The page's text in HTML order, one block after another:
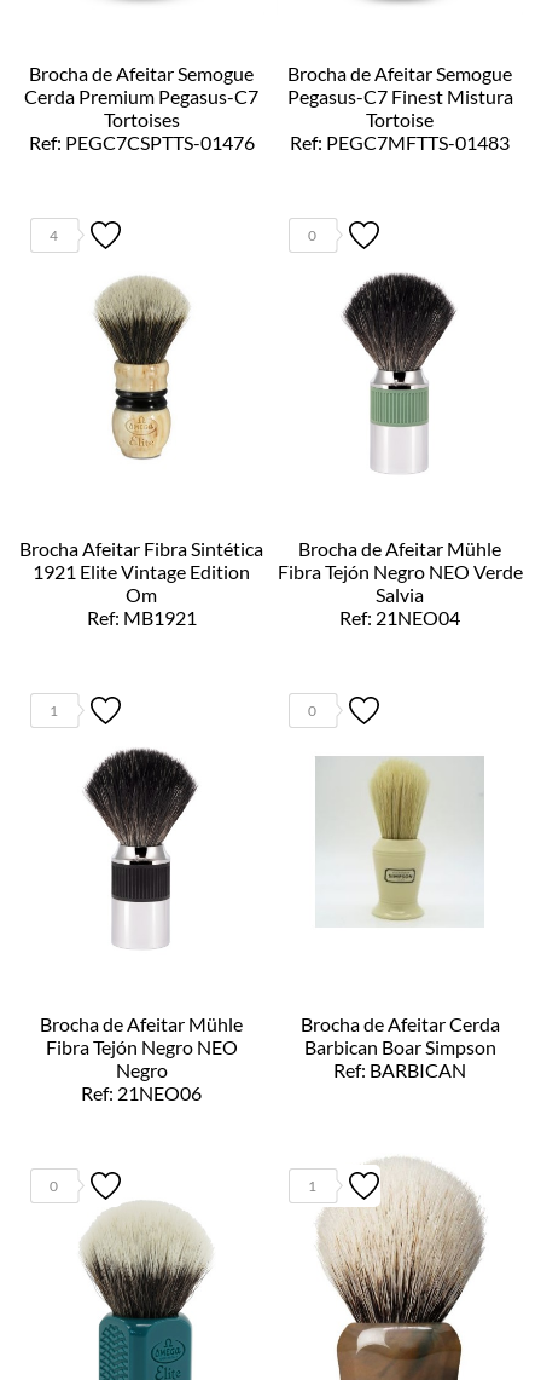
Brocha de Afeitar Semogue
Cerda Premium Pegasus-C7
Tortoises
Ref: PEGC7CSPTTS-01476
Brocha de Afeitar Semogue
Pegasus-C7 Finest Mistura
Tortoise
Ref: PEGC7MFTTS-01483
4
Brocha Afeitar Fibra Sintética
1921 Elite Vintage Edition
Om
Ref: MB1921
0
Brocha de Afeitar Mühle
Fibra Tejón Negro NEO Verde
Salvia
Ref: 21NEO04
1
Brocha de Afeitar Mühle
Fibra Tejón Negro NEO
Negro
Ref: 21NEO06
0
Brocha de Afeitar Cerda
Barbican Boar Simpson
Ref: BARBICAN
0 1